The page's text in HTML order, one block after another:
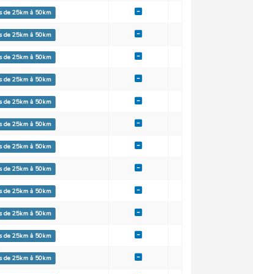
de 25km à 50km
de 25km à 50km
de 25km à 50km
de 25km à 50km
de 25km à 50km
de 25km à 50km
de 25km à 50km
de 25km à 50km
de 25km à 50km
de 25km à 50km
de 25km à 50km
de 25km à 50km